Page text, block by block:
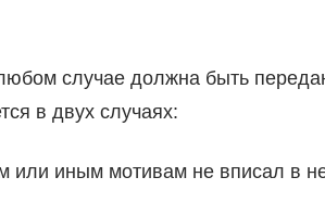
случае должна быть
в двух случаях:
иным мотивам не вписал в